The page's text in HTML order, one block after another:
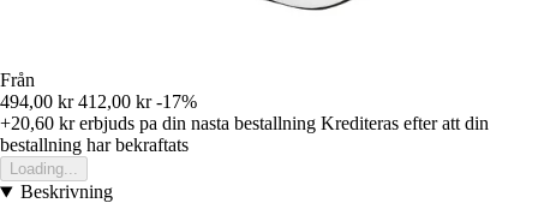
Från
494,00 kr 412,00 kr -17%
+20,60 krerbjuds pa din nasta bestallning Krediteras efter att din
bestallning har bekraftats
Loading...
Beskrivning